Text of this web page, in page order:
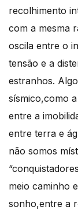
recolhimento
com a mesma
oscila entre o
tensão e a
estranhos.
sísmico,como
entre a
entre terra e
não somos
meio caminho
sonho,entre a